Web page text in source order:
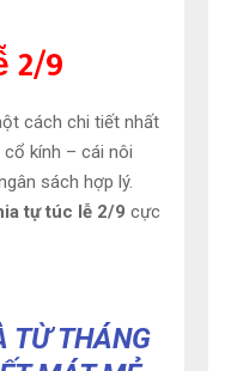
2/9
cách chi tiết nhất
kính – cái nôi
sách hợp lý.
tự túc lễ 2/9 cực
TỪ THÁNG